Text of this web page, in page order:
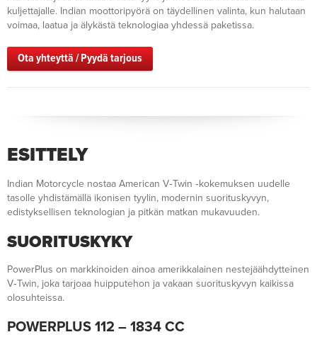
kuljettajalle. Indian moottoripyörä on täydellinen valinta, kun halutaan
voimaa, laatua ja älykästä teknologiaa yhdessä paketissa.
Ota yhteyttä / Pyydä tarjous
ESITTELY
Indian Motorcycle nostaa American V‑Twin ‑kokemuksen uudelle
tasolle yhdistämällä ikonisen tyylin, modernin suorituskyvyn,
edistyksellisen teknologian ja pitkän matkan mukavuuden.
SUORITUSKYKY
PowerPlus on markkinoiden ainoa amerikkalainen nestejäähdytteinen
V‑Twin, joka tarjoaa huipputehon ja vakaan suorituskyvyn kaikissa
olosuhteissa.
POWERPLUS 112 – 1834 CC